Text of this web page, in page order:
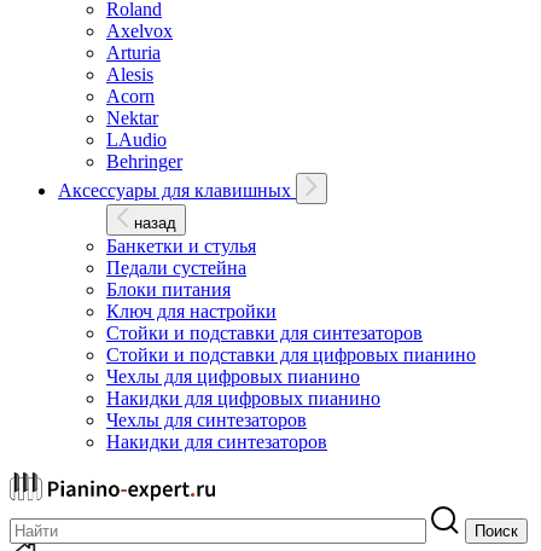
Roland
Axelvox
Arturia
Alesis
Acorn
Nektar
LAudio
Behringer
Аксессуары для клавишных
назад
Банкетки и стулья
Педали сустейна
Блоки питания
Ключ для настройки
Стойки и подставки для синтезаторов
Стойки и подставки для цифровых пианино
Чехлы для цифровых пианино
Накидки для цифровых пианино
Чехлы для синтезаторов
Накидки для синтезаторов
Поиск